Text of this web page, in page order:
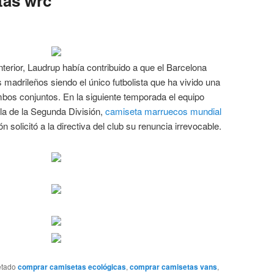
Laudrup había contribuido a que el Barcelona
siendo el único futbolista que ha vivido una
conjuntos. En la siguiente temporada el equipo
de la Segunda División, camiseta marruecos mundial
solicitó a la directiva del club su renuncia irrevocable.
comprar camisetas ecológicas, comprar camisetas vans,